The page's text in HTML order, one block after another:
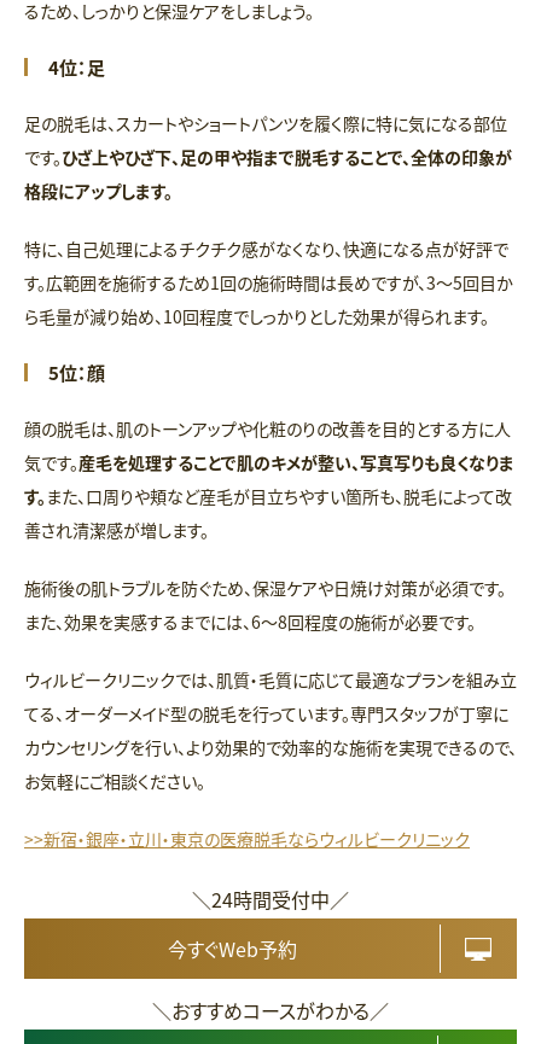
るため、しっかりと保湿ケアをしましょう。
4位：足
足の脱毛は、スカートやショートパンツを履く際に特に気になる部位
です。ひざ上やひざ下、足の甲や指まで脱毛することで、全体の印象が
格段にアップします。
特に、自己処理によるチクチク感がなくなり、快適になる点が好評で
す。広範囲を施術するため1回の施術時間は長めですが、3〜5回目か
ら毛量が減り始め、10回程度でしっかりとした効果が得られます。
5位：顔
顔の脱毛は、肌のトーンアップや化粧のりの改善を目的とする方に人
気です。産毛を処理することで肌のキメが整い、写真写りも良くなりま
す。 また、口周りや頬など産毛が目立ちやすい箇所も、脱毛によって改
善され清潔感が増します。
施術後の肌トラブルを防ぐため、保湿ケアや日焼け対策が必須です。
また、効果を実感するまでには、6〜8回程度の施術が必要です。
ウィルビークリニックでは、肌質・毛質に応じて最適なプランを組み立
てる、オーダーメイド型の脱毛を行っています。専門スタッフが丁寧に
カウンセリングを行い、より効果的で効率的な施術を実現できるので、
お気軽にご相談ください。
>>新宿・銀座・立川・東京の医療脱毛ならウィルビークリニック
＼24時間受付中／
今すぐWeb予約
＼おすすめコースがわかる／